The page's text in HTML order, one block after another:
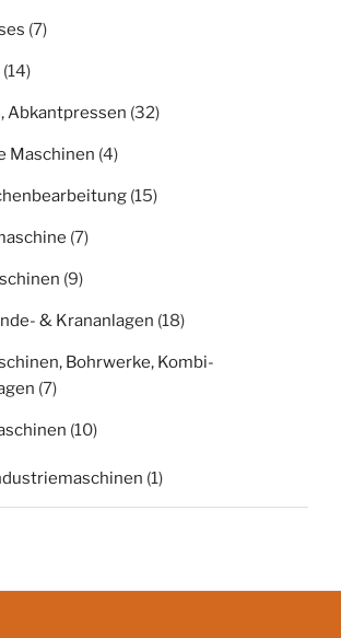
(7)
(14)
Abkantpressen (32)
Maschinen (4)
(15)
(7)
(9)
& Krananlagen (18)
Bohrwerke, Kombi-
(7)
(10)
(1)